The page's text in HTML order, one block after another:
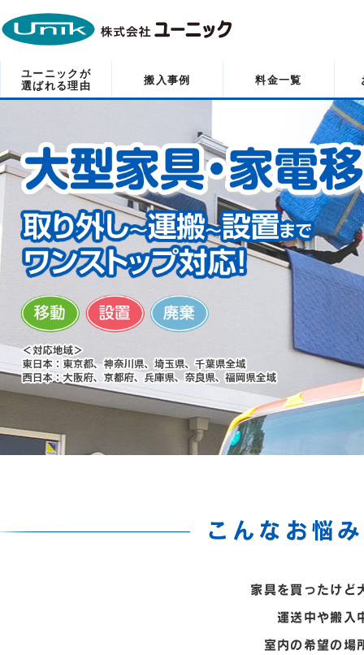
ユーニックが
選ばれる理由 搬入事例 料金一覧
こんなお悩
家具を買ったけど
運送中や搬入
室内の希望の場